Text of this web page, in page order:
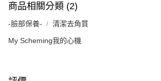
商品相關分類 (2)
-臉部保養- 清潔去角質
My Scheming我的心機